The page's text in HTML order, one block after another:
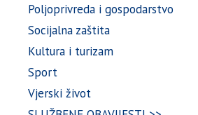
Poljoprivreda i gospodarstvo
Socijalna zaštita
Kultura i turizam
Sport
Vjerski život